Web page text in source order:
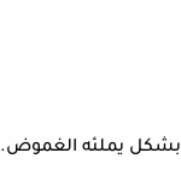
بشكل يملئه الغموض.